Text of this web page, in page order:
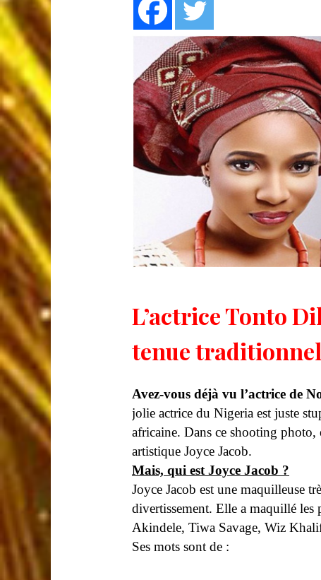
L’actrice Tonto
tenue
Avez-vous déjà vu l’actrice de
jolie actrice du Nigeria est juste
africaine. Dans ce shooting photo,
artistique Joyce Jacob.
Mais, qui est Joyce Jacob ?
Joyce Jacob est une maquilleuse
divertissement. Elle a maquillé
Akindele, Tiwa Savage, Wiz
Ses mots sont de :